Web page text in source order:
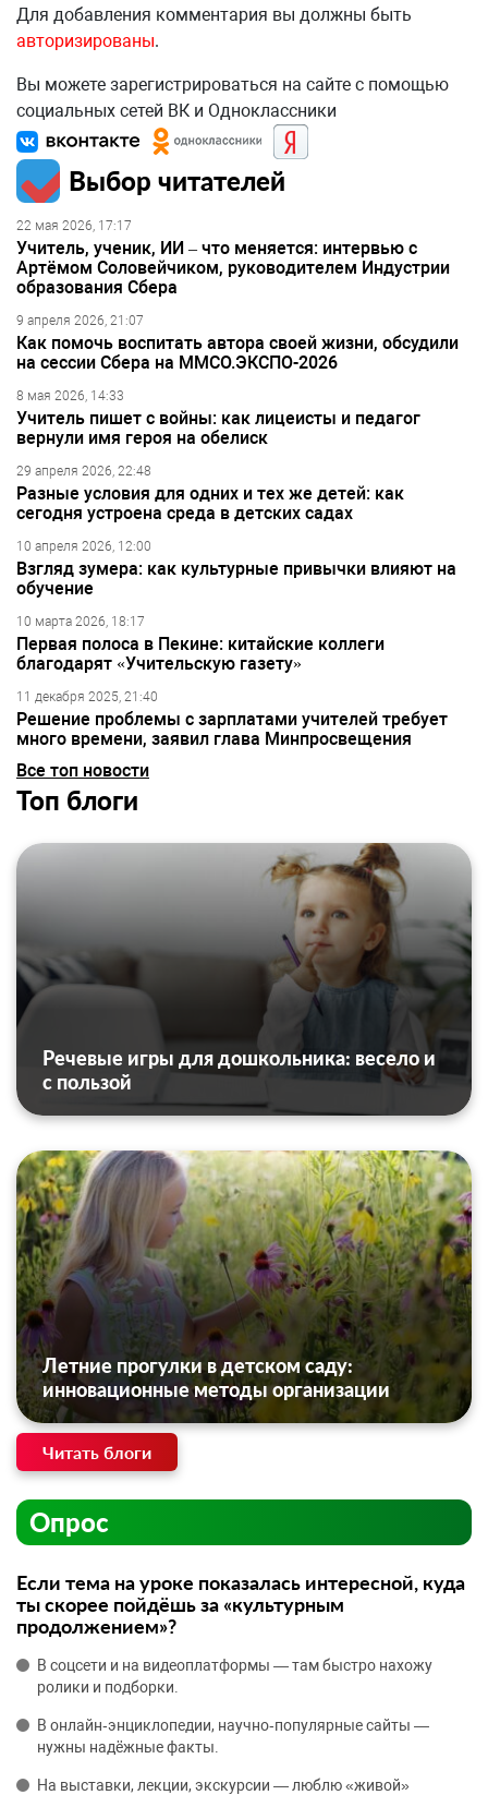
Для добавления комментария вы должны быть
авторизированы.
Вы можете зарегистрироваться на сайте с помощью
социальных сетей ВК и Одноклассники
Выбор читателей
22 мая 2026, 17:17
Учитель, ученик, ИИ – что меняется: интервью с
Артёмом Соловейчиком, руководителем Индустрии
образования Сбера
9 апреля 2026, 21:07
Как помочь воспитать автора своей жизни, обсудили
на сессии Сбера на ММСО.ЭКСПО-2026
8 мая 2026, 14:33
Учитель пишет с войны: как лицеисты и педагог
вернули имя героя на обелиск
29 апреля 2026, 22:48
Разные условия для одних и тех же детей: как
сегодня устроена среда в детских садах
10 апреля 2026, 12:00
Взгляд зумера: как культурные привычки влияют на
обучение
10 марта 2026, 18:17
Первая полоса в Пекине: китайские коллеги
благодарят «Учительскую газету»
11 декабря 2025, 21:40
Решение проблемы с зарплатами учителей требует
много времени, заявил глава Минпросвещения
Все топ новости
Топ блоги
Речевые игры для дошкольника: весело и
с пользой
Летние прогулки в детском саду:
инновационные методы организации
Читать блоги
Опрос
Если тема на уроке показалась интересной, куда
ты скорее пойдёшь за «культурным
продолжением»?
В соцсети и на видеоплатформы — там быстро нахожу
ролики и подборки.
В онлайн‑энциклопедии, научно‑популярные сайты —
нужны надёжные факты.
На выставки, лекции, экскурсии — люблю «живой»